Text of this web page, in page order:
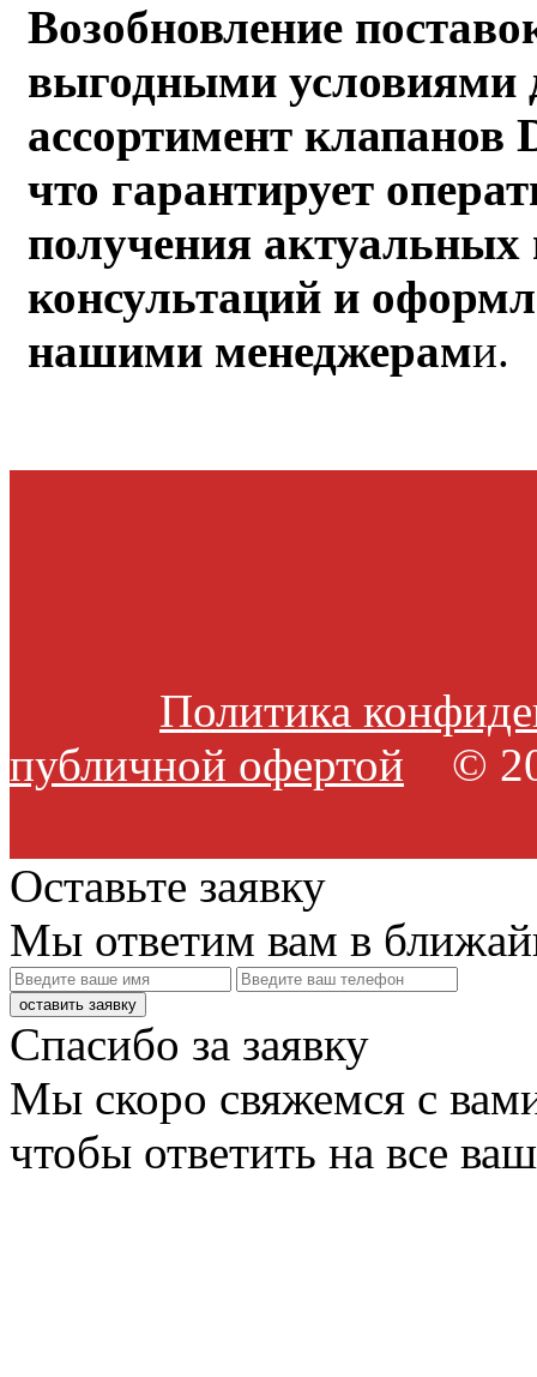
Возобновление
выгодными условиями
ассортимент клапанов
что гарантирует
получения актуальных
консультаций и
нашими менеджерами.
Политика
публичной офертой ©
Оставьте заявку
Мы ответим вам в
оставить заявку
Спасибо за заявку
Мы скоро свяжемся с
чтобы ответить на все